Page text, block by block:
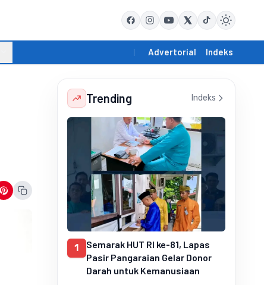
Advertorial Indeks
Trending Indeks
1
Semarak HUT RI ke-81, Lapas
Pasir Pangaraian Gelar Donor
Darah untuk Kemanusiaan